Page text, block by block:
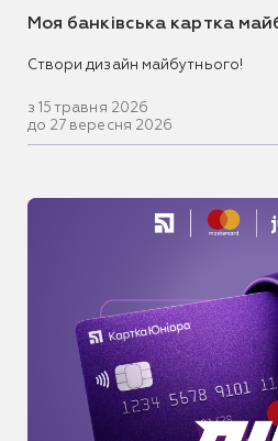
Моя банківська картка
Створи дизайн майбутнього!
з 15 травня 2026
до 27 вересня 2026